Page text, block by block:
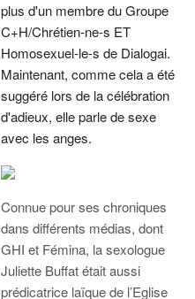
plus d'un membre du Groupe
C+H/Chrétien-ne-s ET
Homosexuel-le-s de Dialogai.
Maintenant, comme cela a été
suggéré lors de la célébration
d'adieux, elle parle de sexe
avec les anges.
Connue pour ses chroniques
dans différents médias, dont
GHI et Fémina, la sexologue
Juliette Buffat était aussi
prédicatrice laïque de l’Eglise